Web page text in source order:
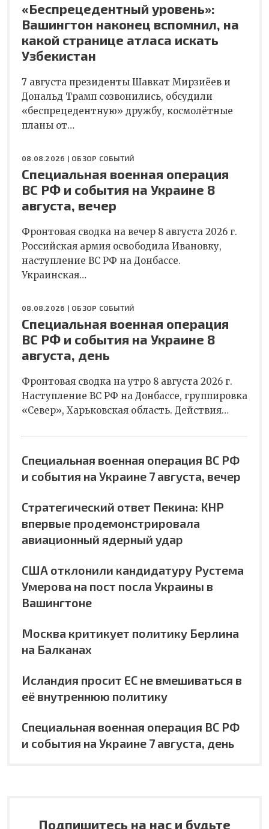
«Беспрецедентный уровень»:
Вашингтон наконец вспомнил, на
какой странице атласа искать
Узбекистан
7 августа президенты Шавкат Мирзиёев и
Дональд Трамп созвонились, обсудили
«беспрецедентную» дружбу, космолётные
планы от…
08.08.2026 | ОБЗОР СОБЫТИЙ
Специальная военная операция
ВС РФ и события на Украине 8
августа, вечер
Фронтовая сводка на вечер 8 августа 2026 г.
Российская армия освободила Ивановку,
наступление ВС РФ на Донбассе.
Украинская…
08.08.2026 | ОБЗОР СОБЫТИЙ
Специальная военная операция
ВС РФ и события на Украине 8
августа, день
Фронтовая сводка на утро 8 августа 2026 г.
Наступление ВС РФ на Донбассе, группировка
«Север», Харьковская область. Действия…
Специальная военная операция ВС РФ
и события на Украине 7 августа, вечер
Стратегический ответ Пекина: КНР
впервые продемонстрировала
авиационный ядерный удар
США отклонили кандидатуру Рустема
Умерова на пост посла Украины в
Вашингтоне
Москва критикует политику Берлина
на Балканах
Исландия просит ЕС не вмешиваться в
её внутреннюю политику
Специальная военная операция ВС РФ
и события на Украине 7 августа, день
Подпишитесь на нас и будьте